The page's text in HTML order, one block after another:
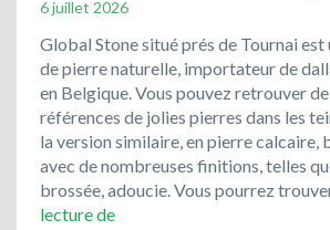
6 juillet 2026
Global Stone situé prés de Tournai est
de pierre naturelle, importateur de
en Belgique. Vous pouvez retrouver
références de jolies pierres dans les
la version similaire, en pierre calcaire,
avec de nombreuses finitions, telles
brossée, adoucie. Vous pourrez
lecture deBienvenue